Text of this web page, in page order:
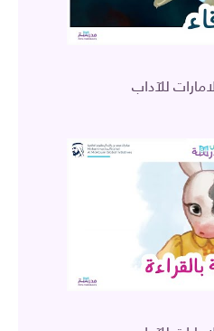
للآداب